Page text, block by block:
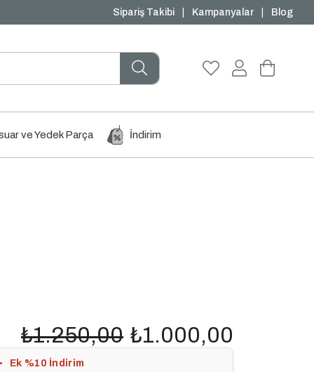
Peşin Fiyatına 3 Taksit
Sipariş Takibi Kampanyalar Blog
ve Yedek Parça İndirim
₺1.250,00 ₺1.000,00
Ek %10 İndirim
Ürüne %5 İndirim